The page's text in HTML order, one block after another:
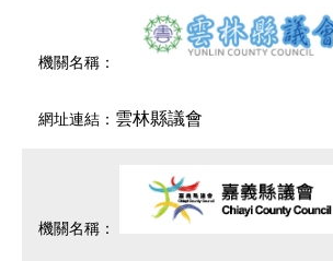
雲林縣議會